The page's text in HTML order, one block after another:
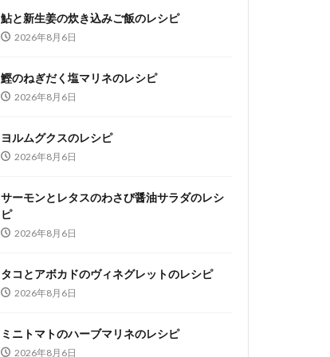
鮎と新生姜の炊き込みご飯のレシピ
2026年8月6日
鰹のねぎだく塩マリネのレシピ
2026年8月6日
ヨルムグクスのレシピ
2026年8月6日
サーモンとレタスのわさび醤油サラダのレシ
ピ
2026年8月6日
タコとアボカドのヴィネグレットのレシピ
2026年8月6日
ミニトマトのハーブマリネのレシピ
2026年8月6日